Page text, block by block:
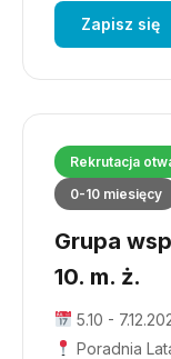
Zapisz się
Rekrutacja
0-10 miesięcy
Grupa
10. m. ż.
5.10 -
Poradnia